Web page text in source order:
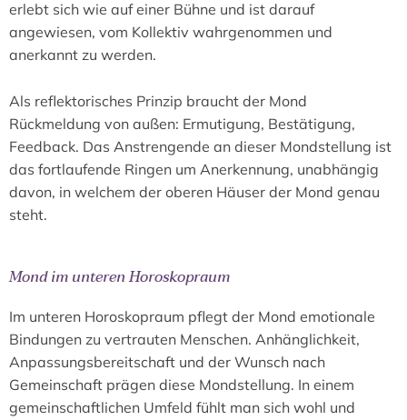
erlebt sich wie auf einer Bühne und ist darauf
angewiesen, vom Kollektiv wahrgenommen und
anerkannt zu werden.
Als reflektorisches Prinzip braucht der Mond
Rückmeldung von außen: Ermutigung, Bestätigung,
Feedback. Das Anstrengende an dieser Mondstellung ist
das fortlaufende Ringen um Anerkennung, unabhängig
davon, in welchem der oberen Häuser der Mond genau
steht.
Mond im unteren Horoskopraum
Im unteren Horoskopraum pflegt der Mond emotionale
Bindungen zu vertrauten Menschen. Anhänglichkeit,
Anpassungsbereitschaft und der Wunsch nach
Gemeinschaft prägen diese Mondstellung. In einem
gemeinschaftlichen Umfeld fühlt man sich wohl und